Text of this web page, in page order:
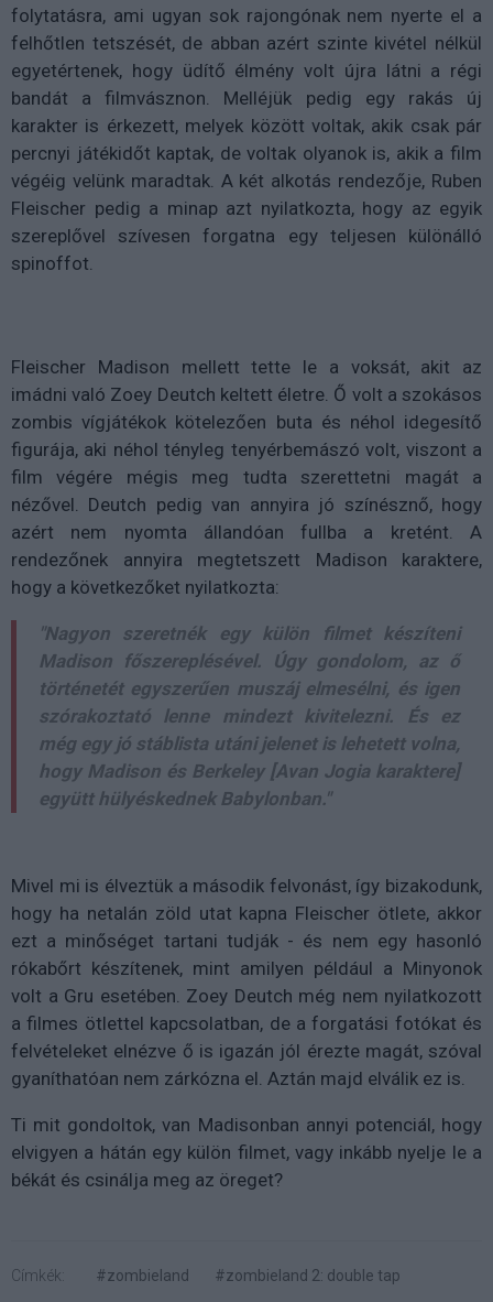
folytatásra, ami ugyan sok rajongónak nem nyerte el a
felhőtlen tetszését, de abban azért szinte kivétel nélkül
egyetértenek, hogy üdítő élmény volt újra látni a régi
bandát a filmvásznon. Melléjük pedig egy rakás új
karakter is érkezett, melyek között voltak, akik csak pár
percnyi játékidőt kaptak, de voltak olyanok is, akik a film
végéig velünk maradtak. A két alkotás rendezője, Ruben
Fleischer pedig a minap azt nyilatkozta, hogy az egyik
szereplővel szívesen forgatna egy teljesen különálló
spinoffot.
Fleischer Madison mellett tette le a voksát, akit az
imádni való Zoey Deutch keltett életre. Ő volt a szokásos
zombis vígjátékok kötelezően buta és néhol idegesítő
figurája, aki néhol tényleg tenyérbemászó volt, viszont a
film végére mégis meg tudta szerettetni magát a
nézővel. Deutch pedig van annyira jó színésznő, hogy
azért nem nyomta állandóan fullba a kretént. A
rendezőnek annyira megtetszett Madison karaktere,
hogy a következőket nyilatkozta:
"Nagyon szeretnék egy külön filmet készíteni
Madison főszereplésével. Úgy gondolom, az ő
történetét egyszerűen muszáj elmesélni, és igen
szórakoztató lenne mindezt kivitelezni. És ez
még egy jó stáblista utáni jelenet is lehetett volna,
hogy Madison és Berkeley [Avan Jogia karaktere]
együtt hülyéskednek Babylonban."
Mivel mi is élveztük a második felvonást, így bizakodunk,
hogy ha netalán zöld utat kapna Fleischer ötlete, akkor
ezt a minőséget tartani tudják - és nem egy hasonló
rókabőrt készítenek, mint amilyen például a Minyonok
volt a Gru esetében. Zoey Deutch még nem nyilatkozott
a filmes ötlettel kapcsolatban, de a forgatási fotókat és
felvételeket elnézve ő is igazán jól érezte magát, szóval
gyaníthatóan nem zárkózna el. Aztán majd elválik ez is.
Ti mit gondoltok, van Madisonban annyi potenciál, hogy
elvigyen a hátán egy külön filmet, vagy inkább nyelje le a
békát és csinálja meg az öreget?
Címkék: #zombieland
#zombieland 2: double tap